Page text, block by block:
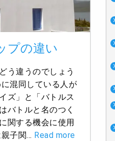
プの違い
う違うのでしょう
混同している人が
ズ」と「バトルス
バトルと名のつく
関する機会に使用
子関… Read more